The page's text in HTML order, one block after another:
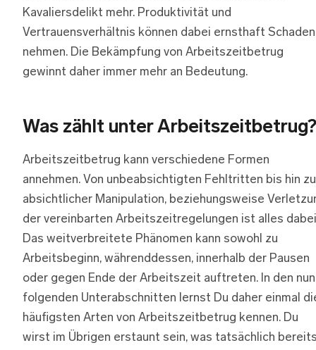
Kavaliersdelikt mehr. Produktivität und
Vertrauensverhältnis können dabei ernsthaft Schaden
nehmen. Die Bekämpfung von Arbeitszeitbetrug
gewinnt daher immer mehr an Bedeutung.
Was zählt unter Arbeitszeitbetrug?
Arbeitszeitbetrug kann verschiedene Formen
annehmen. Von unbeabsichtigten Fehltritten bis hin zu
absichtlicher Manipulation, beziehungsweise
der vereinbarten Arbeitszeitregelungen ist alles
Das weitverbreitete Phänomen kann sowohl zu
Arbeitsbeginn, währenddessen, innerhalb der Pausen
oder gegen Ende der Arbeitszeit auftreten. In den nun
folgenden Unterabschnitten lernst Du daher einmal
häufigsten Arten von Arbeitszeitbetrug kennen. Du
wirst im Übrigen erstaunt sein, was tatsächlich